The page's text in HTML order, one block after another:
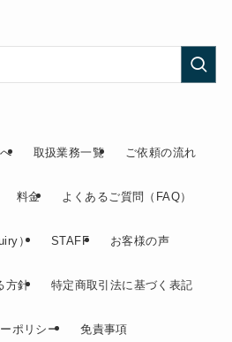
取扱業務一覧 ご依頼の流れ
料金 よくあるご質問（FAQ）
） STAFF お客様の声
方針 特定商取引法に基づく表記
ポリシー 免責事項